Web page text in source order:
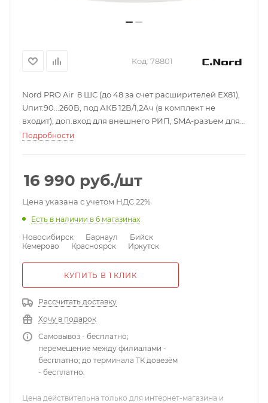
Код: 78801
Nord PRO Air 8 ШС (до 48 за счет расширителей ЕХ81),
Uпит.90...260В, под АКБ 12В/1,2Ач (в комплект не
входит), доп.вход для внешнего РИП, SMA-разъем для
внешней GSM-антенны; t-раб.-30…+50°С, габ.размеры
Подробности
16 990 руб./шт
Цена указана с учетом НДС 22%
Есть в наличии в 6 магазинах
Новосибирск
Барнаул
Бийск
Кемерово
Красноярск Иркутск
КУПИТЬ В 1 КЛИК
Рассчитать доставку
Хочу в подарок
Самовывоз - бесплатно;
перемещение между филиалами -
бесплатно; до терминала ТК довезём
- бесплатно.
Цена действительна только для интернет-магазина и